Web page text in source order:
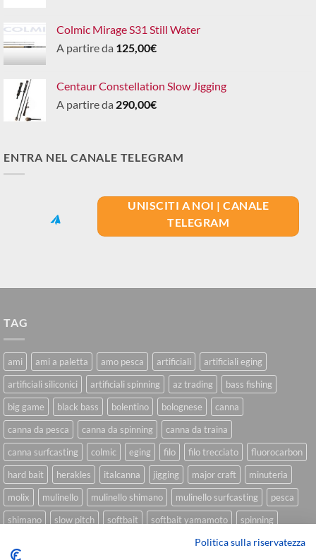
Colmic Mirage S31 Still Water
A partire da 125,00€
Centaur Constellation Slow Jigging
A partire da 290,00€
ENTRA NEL CANALE TELEGRAM
UNISCITI A NOI | CANALE
TELEGRAM
TAG
ami ami a paletta amo pesca artificiali
artificiali eging
artificiali siliconici
artificiali spinning az trading
bass fishing
big game
black bass bolentino bolognese
canna
canna da pesca
canna da spinning
canna da traina
canna surfcasting
colmic eging filo filo trecciato
fluorocarbon
hard bait
herakles italcanna jigging major craft
minuteria
molix
mulinello mulinello shimano mulinello surfcasting
pesca
shimano
slow pitch softbait softbait yamamoto
spinning
trecciato trolling tubertini
Politica sulla riservatezza